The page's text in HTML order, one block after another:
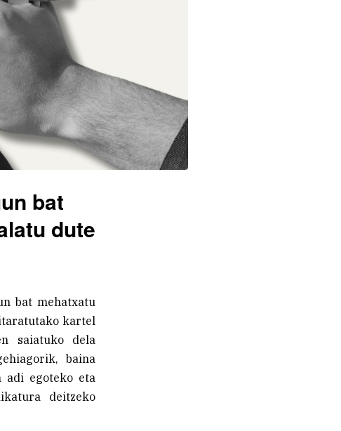
bat
dute
bat mehatxatu
kartel
saiatuko dela
baina
egoteko eta
deitzeko